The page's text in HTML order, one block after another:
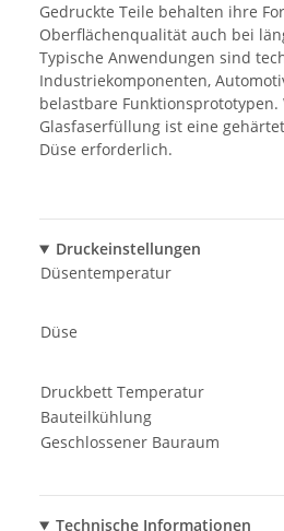
Gedruckte Teile behalten ihre
Oberflächenqualität auch bei
Typische Anwendungen sind
Industriekomponenten,
belastbare Funktionsprototypen.
Glasfaserfüllung ist eine
Düse erforderlich.
Druckeinstellungen
Düsentemperatur
Düse
Druckbett Temperatur
Bauteilkühlung
Geschlossener Bauraum
Technische Informationen